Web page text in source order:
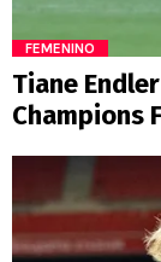
FEMENINO
Tiane
Champions